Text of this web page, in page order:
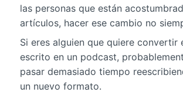
las personas que están
artículos, hacer ese cambio no
Si eres alguien que quiere convertir
escrito en un podcast,
pasar demasiado tiempo
un nuevo formato.